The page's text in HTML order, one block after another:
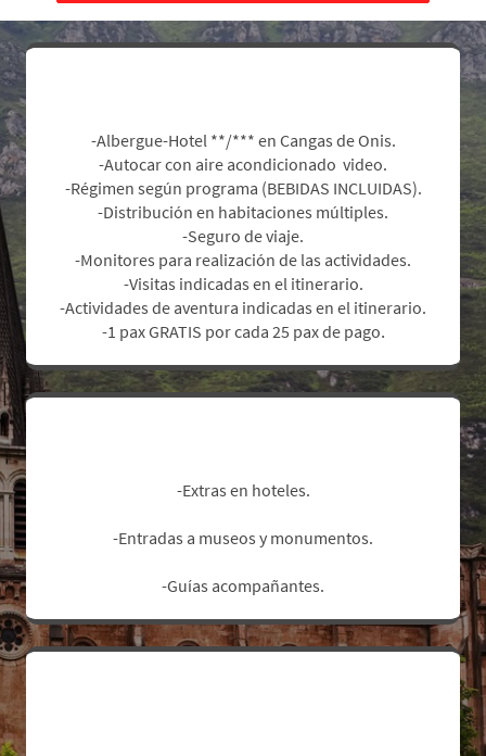
-Albergue-Hotel **/*** en Cangas de Onis.
-Autocar con aire acondicionado video.
-Régimen según programa (BEBIDAS INCLUIDAS).
-Distribución en habitaciones múltiples.
-Seguro de viaje.
-Monitores para realización de las actividades.
-Visitas indicadas en el itinerario.
-Actividades de aventura indicadas en el itinerario.
-1 pax GRATIS por cada 25 pax de pago.
-Extras en hoteles.
-Entradas a museos y monumentos.
-Guías acompañantes.